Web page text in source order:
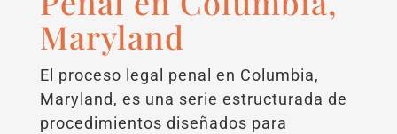
Maryland
El proceso legal penal en Columbia,
Maryland, es una serie estructurada de
procedimientos diseñados para